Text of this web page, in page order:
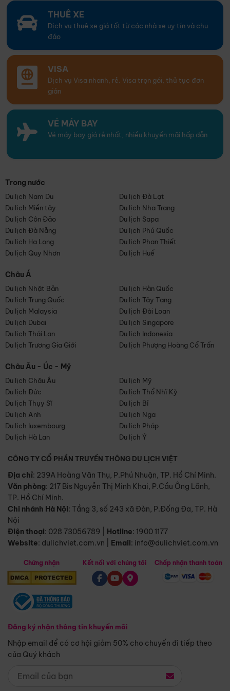
THUÊ XE
Dịch vụ thuê xe giá tốt từ các nhà xe uy tín và chu
đáo
VISA
Dịch vụ Visa nhanh, rẻ. Visa trọn gói, thủ tục đơn
giản
VÉ MÁY BAY
Vé máy bay giá rẻ nhất, nhiều khuyến mãi hấp dẫn
Trong nước
Du lịch Nam Du
Du lịch Đà Lạt
Du lịch Miền tây
Du lịch Nha Trang
Du lịch Côn Đảo
Du lịch Sapa
Du lịch Đà Nẵng
Du lịch Phú Quốc
Du lịch Hạ Long
Du lịch Phan Thiết
Du lịch Quy Nhơn
Du lịch Huế
Châu Á
Du lịch Nhật Bản
Du lịch Hàn Quốc
Du lịch Trung Quốc
Du lịch Tây Tạng
Du lịch Malaysia
Du lịch Đài Loan
Du lịch Dubai
Du lịch Singapore
Du lịch Thái Lan
Du lịch Indonesia
Du lịch Trương Gia Giới
Du lịch Phượng Hoàng Cổ Trấn
Châu Âu - Úc - Mỹ
Du lịch Châu Âu
Du lịch Mỹ
Du lịch Đức
Du lịch Thổ Nhĩ Kỳ
Du lịch Thụy Sĩ
Du lịch Bỉ
Du lịch Anh
Du lịch Nga
Du lịch luxembourg
Du lịch Pháp
Du lịch Hà Lan
Du lịch Ý
CÔNG TY CỔ PHẦN TRUYỀN THÔNG DU LỊCH VIỆT
Địa chỉ: 239A Hoàng Văn Thụ, P.Phú Nhuận, TP. Hồ Chí Minh.
Văn phòng: 217 Bis Nguyễn Thị Minh Khai, P.Cầu Ông Lãnh,
TP. Hồ Chí Minh.
Chi nhánh Hà Nội: Tầng 3, số 243 xã Đàn, P.Đống Đa, TP. Hà
Nội
Điện thoại: 028 73056789 Hotline: 1900 1177
Website: dulichviet.com.vn Email: info@dulichviet.com.vn
Chứng nhận
Đăng ký nhận thông tin khuyến mãi
Nhập email để có cơ hội giảm 50% cho chuyến đi tiếp theo
của Quý khách
Kết nối với chúng tôi Chấp nhận thanh toán